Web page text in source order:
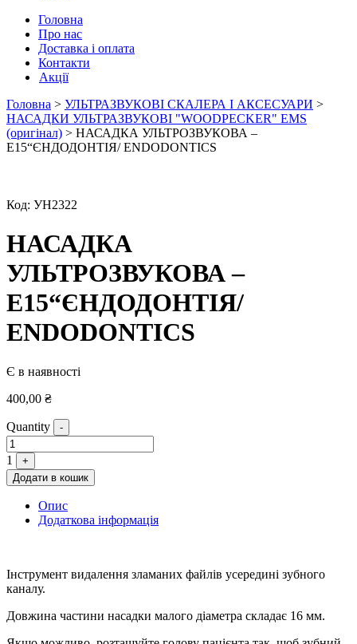
Головна
Про нас
Доставка і оплата
Контакти
Акції
Головна > УЛЬТРАЗВУКОВІ СКАЛЕРА І АКСЕСУАРИ >
НАСАДКИ УЛЬТРАЗВУКОВІ "WOODPECKER" EMS
(оригінал) > НАСАДКА УЛЬТРОЗВУКОВА –
E15“ЄНДОДОНТІЯ/ ENDODONTICS
Код: УН2322
НАСАДКА
УЛЬТРОЗВУКОВА –
E15“ЄНДОДОНТІЯ/
ENDODONTICS
Є в наявності
400,00 ₴
Quantity -
1
+
Додати в кошик
Опис
Додаткова інформація
Інструмент видалення зламаних файлів усередині зубного
каналу.
Довжина частини насадки малого діаметра складає 16 мм.